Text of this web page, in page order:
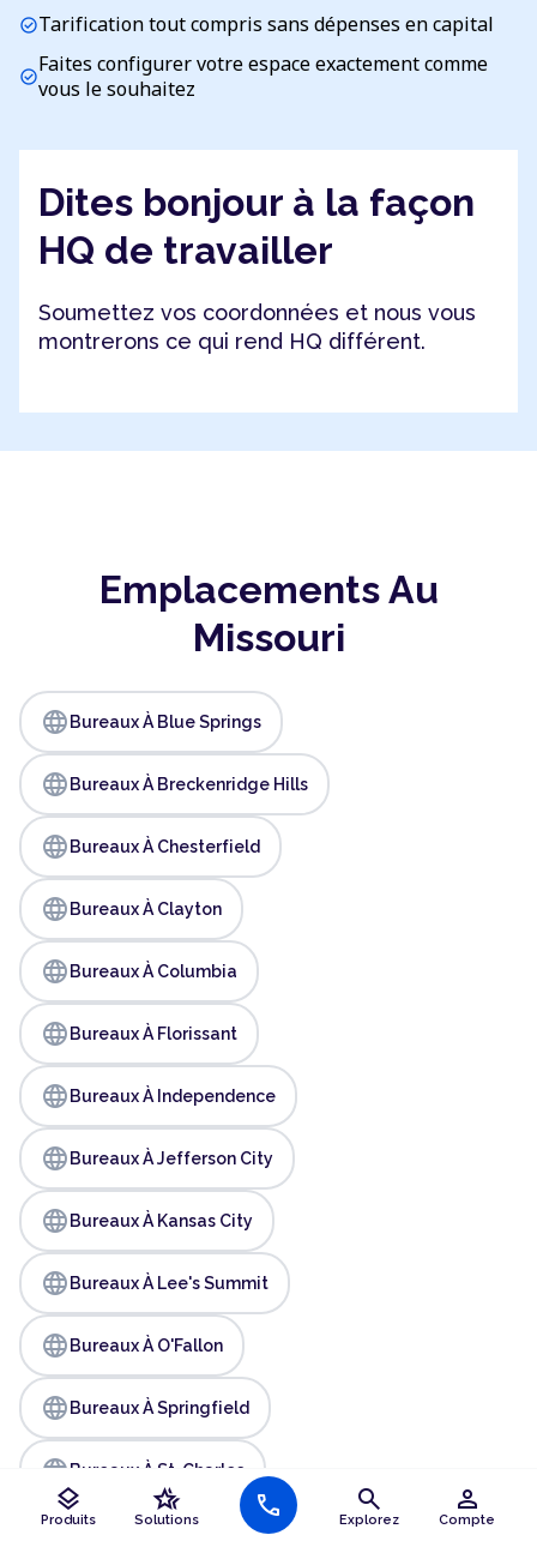
layers
Produits
hotel_class
Solutions call search
Explorez
person
Compte
check_circleTarification tout compris sans dépenses en capital
check_circleFaites configurer votre espace exactement comme
vous le souhaitez
Dites bonjour à la façon
HQ de travailler
Soumettez vos coordonnées et nous vous
montrerons ce qui rend HQ différent.
Emplacements Au
Missouri
language Bureaux À Blue Springs
language Bureaux À Breckenridge Hills
language Bureaux À Chesterfield
language Bureaux À Clayton
language Bureaux À Columbia
language Bureaux À Florissant
language Bureaux À Independence
language Bureaux À Jefferson City
language Bureaux À Kansas City
language Bureaux À Lee's Summit
language Bureaux À O'Fallon
language Bureaux À Springfield
languageBureaux À St. Charles
language